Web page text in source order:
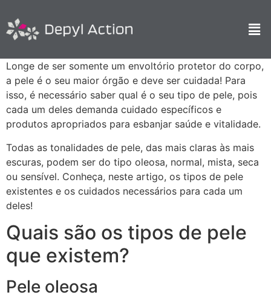
Longe de ser somente um envoltório protetor do corpo,
a pele é o seu maior órgão e deve ser cuidada! Para
isso, é necessário saber qual é o seu tipo de pele, pois
cada um deles demanda cuidado específicos e
produtos apropriados para esbanjar saúde e vitalidade.
Todas as tonalidades de pele, das mais claras às mais
escuras, podem ser do tipo oleosa, normal, mista, seca
ou sensível. Conheça, neste artigo, os tipos de pele
existentes e os cuidados necessários para cada um
deles!
Quais são os tipos de pele
que existem?
Pele oleosa